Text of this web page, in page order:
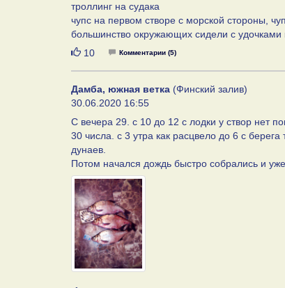
троллинг на судака
чупс на первом створе с морской стороны,
большинство окружающих сидели с удочками
Нравится
10 Комментарии (5)
Дамба, южная ветка (Финский залив)
30.06.2020 16:55
С вечера 29. с 10 до 12 с лодки у створ нет
30 числа. с 3 утра как расцвело до 6 с
дунаев.
Потом начался дождь быстро собрались и